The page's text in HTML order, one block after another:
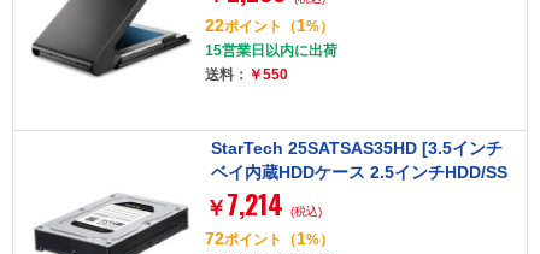
22ポイント （1%）
15営業日以内に出荷
送料： ￥550
StarTech 25SATSAS35HD [3.5インチ
ベイ内蔵HDDケース 2.5インチHDD/SS
D対応]
￥ 7,214 (税込)
72ポイント （1%）